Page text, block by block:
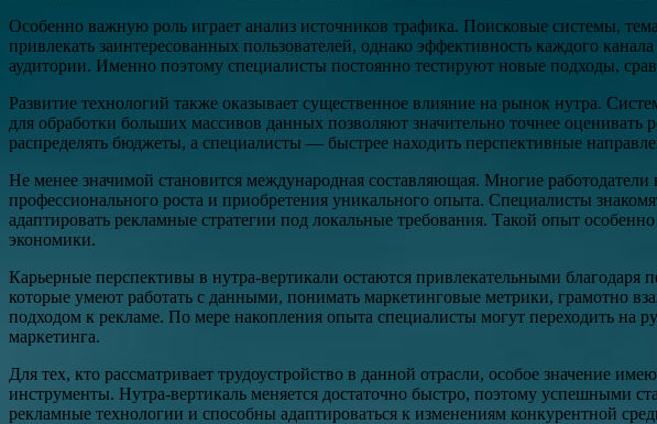
Особенно важную роль играет анализ источников трафика. Поисковые системы,
привлекать заинтересованных пользователей, однако эффективность каждого
аудитории. Именно поэтому специалисты постоянно тестируют новые подходы,
Развитие технологий также оказывает существенное влияние на рынок нутра.
для обработки больших массивов данных позволяют значительно точнее
распределять бюджеты, а специалисты — быстрее находить перспективные
Не менее значимой становится международная составляющая. Многие
профессионального роста и приобретения уникального опыта. Специалисты
адаптировать рекламные стратегии под локальные требования. Такой опыт
экономики.
Карьерные перспективы в нутра-вертикали остаются привлекательными
которые умеют работать с данными, понимать маркетинговые метрики, грамотно
подходом к рекламе. По мере накопления опыта специалисты могут переходить на
маркетинга.
Для тех, кто рассматривает трудоустройство в данной отрасли, особое значение
инструменты. Нутра-вертикаль меняется достаточно быстро, поэтому успешными
рекламные технологии и способны адаптироваться к изменениям конкурентной